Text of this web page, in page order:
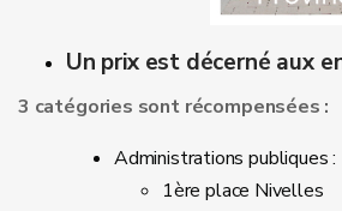
Un prix est décerné aux
3 catégories sont récompensées :
Administrations publiques :
1ère place Nivelles